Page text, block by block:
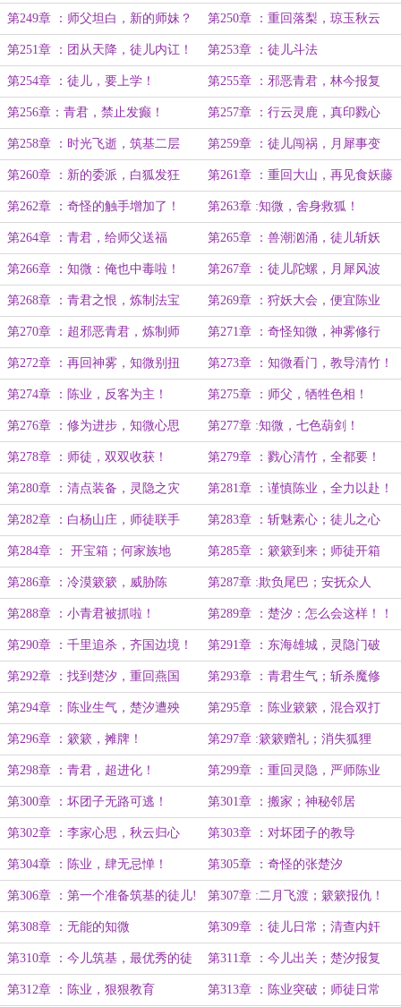
票！明天爆更！））
第249章 ：师父坦白，新的师妹？ 第250章 ：重回落梨，琼玉秋云
（7k）
第251章 ：团从天降，徒儿内讧！ 第253章 ：徒儿斗法
第254章 ：徒儿，要上学！ 第255章 ：邪恶青君，林今报复
第256章：青君，禁止发癫！ 第257章 ：行云灵鹿，真印戮心
第258章 ：时光飞逝，筑基二层 第259章 ：徒儿闯祸，月犀事变
第260章 ：新的委派，白狐发狂 第261章 ：重回大山，再见食妖藤
第262章 ：奇怪的触手增加了！ 第263章 :知微，舍身救狐！
第264章 ：青君，给师父送福
利！！（还）
第265章 ：兽潮汹涌，徒儿斩妖
第266章 ：知微：俺也中毒啦！ 第267章 ：徒儿陀螺，月犀风波
第268章 ：青君之恨，炼制法宝 第269章 ：狩妖大会，便宜陈业
第270章 ：超邪恶青君，炼制师
父！
第271章 ：奇怪知微，神雾修行
第272章 ：再回神雾，知微别扭 第273章 ：知微看门，教导清竹！
第274章 ：陈业，反客为主！ 第275章 ：师父，牺牲色相！
第276章 ：修为进步，知微心思 第277章 :知微，七色葫剑！
第278章 ：师徒，双双收获！ 第279章 ：戮心清竹，全都要！
（万字）
第280章 ：清点装备，灵隐之灾 第281章 ：谨慎陈业，全力以赴！
第282章 ：白杨山庄，师徒联手 第283章 ：斩魅素心；徒儿之心
第284章 ： 开宝箱；何家族地 第285章 ：簌簌到来；师徒开箱
第286章 ：冷漠簌簌，威胁陈
业！！
第287章 :欺负尾巴；安抚众人
第288章 ：小青君被抓啦！ 第289章 ：楚汐：怎么会这样！！
第290章 ：千里追杀，齐国边境！ 第291章 ：东海雄城，灵隐门破
第292章 ：找到楚汐，重回燕国 第293章 ：青君生气；斩杀魔修
第294章 ：陈业生气，楚汐遭殃 第295章 ：陈业簌簌，混合双打
第296章 ：簌簌，摊牌！ 第297章 :簌簌赠礼；消失狐狸
第298章 ：青君，超进化！ 第299章 ：重回灵隐，严师陈业
第300章 ：坏团子无路可逃！
（6k）
第301章 ：搬家；神秘邻居
第302章 ：李家心思，秋云归心 第303章 ：对坏团子的教导
第304章 ：陈业，肆无忌惮！ 第305章 ：奇怪的张楚汐
第306章 ：第一个准备筑基的徒儿! 第307章 :二月飞渡；簌簌报仇！
第308章 ：无能的知微 第309章 ：徒儿日常；清查内奸
第310章 ：今儿筑基，最优秀的徒
儿?
第311章 ：今儿出关；楚汐报复
第312章 ：陈业，狠狠教育 第313章 ：陈业突破；师徒日常